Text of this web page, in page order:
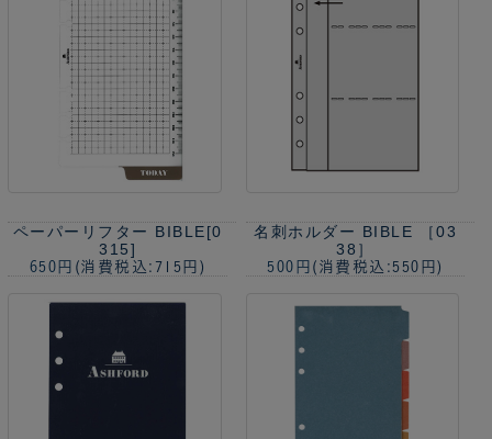
ペーパーリフター BIBLE[0
315]
650円 (消費税込:715円)
名刺ホルダー BIBLE ［03
38］
500円 (消費税込:550円)